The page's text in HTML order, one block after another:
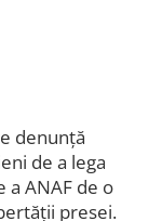
denunţă
de a lega
a ANAF de o
presei.